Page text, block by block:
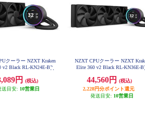
クーラー NZXT Kraken
v2 Black RL-KN24E-B2
円
(税込)
送目安: 10営業日
NZXT CPUクーラー NZXT
Elite 360 v2 Black RL-KN36E-
44,560円
(税込)
2,228円分ポイント還元
発送目安: 10営業日